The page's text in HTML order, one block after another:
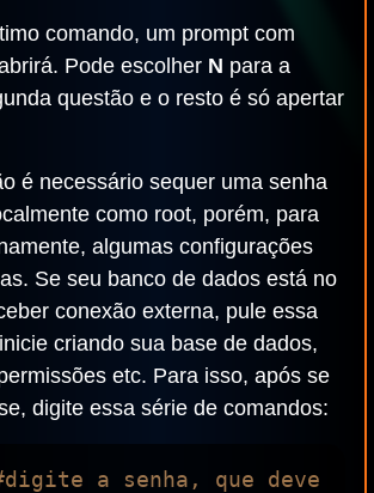
comando, um prompt com
Pode escolher N para a
questão e o resto é só apertar
é necessário sequer uma senha
como root, porém, para
algumas configurações
Se seu banco de dados está no
conexão externa, pule essa
criando sua base de dados,
etc. Para isso, após se
digite essa série de comandos:
a senha, que deve